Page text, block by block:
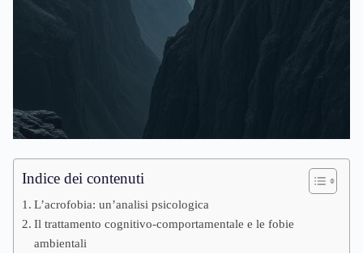
Indice dei contenuti
L’acrofobia: un’analisi psicologica
Il trattamento cognitivo-comportamentale e le fobie
ambientali